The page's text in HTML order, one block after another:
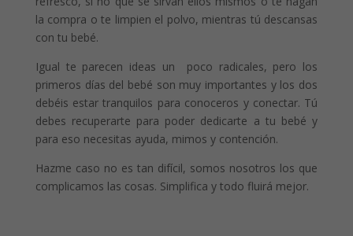
la compra o te limpien el polvo, mientras tú descansas
con tu bebé.
Igual te parecen ideas un poco radicales, pero los
primeros días del bebé son muy importantes y los dos
debéis estar tranquilos para conoceros y conectar. Tú
debes recuperarte para poder dedicarte a tu bebé y
para eso necesitas ayuda, mimos y contención.
Hazme caso no es tan difícil, somos nosotros los que
complicamos las cosas. Simplifica y todo fluirá mejor.